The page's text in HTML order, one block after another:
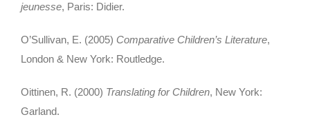
jeunesse, Paris: Didier.
O’Sullivan, E. (2005) Comparative Children’s Literature,
London & New York: Routledge.
Oittinen, R. (2000) Translating for Children, New York:
Garland.